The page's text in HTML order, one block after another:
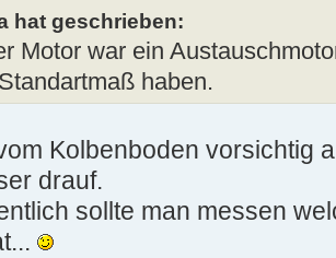
hat geschrieben:
Motor war ein
haben.
Kolbenboden vorsichtig
drauf.
sollte man messen